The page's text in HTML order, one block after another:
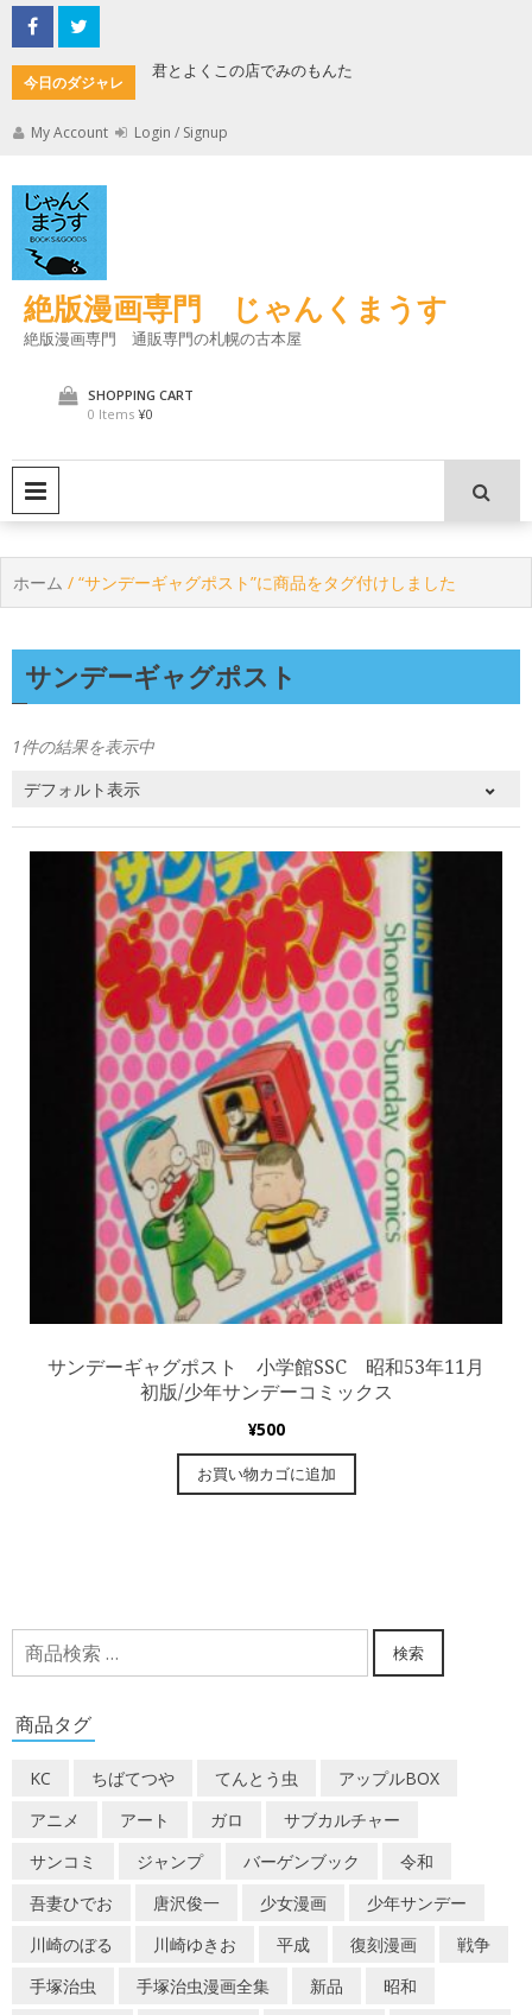
Skip
to
content
今日のダジャレ
君とよくこの店でみのもんた
My Account Login / Signup
絶版漫画専門 じゃんくまうす
絶版漫画専門 通販専門の札幌の古本屋
SHOPPING CART
0 Items ¥0
ホーム / “サンデーギャグポスト”に商品をタグ付けしました
サンデーギャグポスト
1件の結果を表示中
サンデーギャグポスト 小学館SSC 昭和53年11月
初版/少年サンデーコミックス
¥500
お買い物カゴに追加
検
索
象:
検索
商品タグ
KC ちばてつや てんとう虫
アップルBOX
アニメ
アート ガロ
サブカルチャー
サンコミ
ジャンプ バーゲンブック
令和
吾妻ひでお
唐沢俊一 少女漫画
少年サンデー
川崎のぼる
川崎ゆきお 平成 復刻漫画
戦争
手塚治虫
手塚治虫漫画全集 新品
昭和